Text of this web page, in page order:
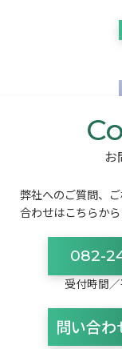
お
弊社へのご質問、
合わせはこちらから
082-
受付時間
問い合わ